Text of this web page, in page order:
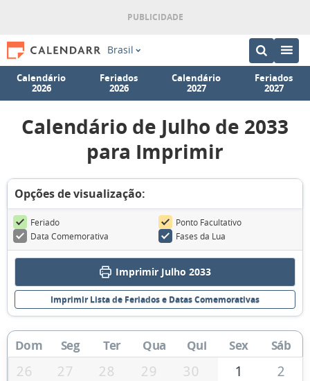
Brasil
Calendário
2026
Feriados
2026
Calendário
2027
Feriados
2027
Calendário de Julho de 2033
para Imprimir
Opções de visualização:
Feriado
Ponto Facultativo
Data Comemorativa
Fases da Lua
Imprimir Julho 2033
Imprimir Lista de Feriados e Datas Comemorativas
Dom Seg Ter Qua Qui Sex Sáb
26 27 28 29 30 1
2